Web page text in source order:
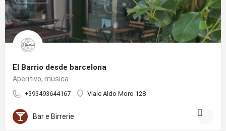
El Barrio desde barcelona
Aperitivo, musica
+393493644167 Viale Aldo Moro 128
Bar e Birrerie